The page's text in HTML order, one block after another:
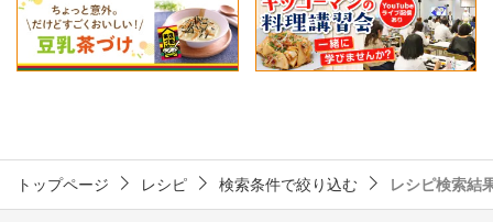
トップページ レシピ 検索条件で絞り込む レシピ検索結